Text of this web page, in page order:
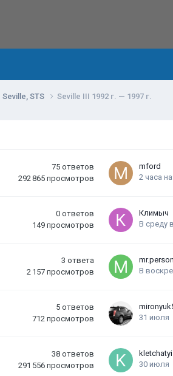
Seville, STS Seville III 1992 г. — 1997 г.
75 ответов
292 865 просмотров
mford
2 часа
0 ответов
149 просмотров
Климыч
В среду
3 ответа
2 157 просмотров
В
5 ответов
712 просмотров
31 июля
38 ответов
291 556 просмотров
30 июля